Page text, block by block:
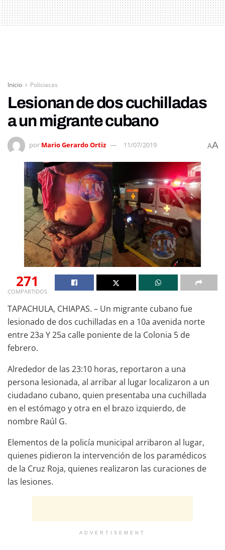
Inicio Policiacas
Lesionan de dos cuchilladas
a un migrante cubano
por Mario Gerardo Ortiz 11/07/2019 AA
271
COMPARTIDOS
TAPACHULA, CHIAPAS. – Un migrante cubano fue
lesionado de dos cuchilladas en a 10a avenida norte
entre 23a Y 25a calle poniente de la Colonia 5 de
febrero.
Alrededor de las 23:10 horas, reportaron a una
persona lesionada, al arribar al lugar localizaron a un
ciudadano cubano, quien presentaba una cuchillada
en el estómago y otra en el brazo izquierdo, de
nombre Raúl G.
Elementos de la policía municipal arribaron al lugar,
quienes pidieron la intervención de los paramédicos
de la Cruz Roja, quienes realizaron las curaciones de
las lesiones.
ADVERTISEMENT